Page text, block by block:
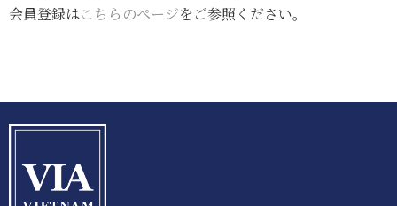
会員登録はこちらのページをご参照ください。